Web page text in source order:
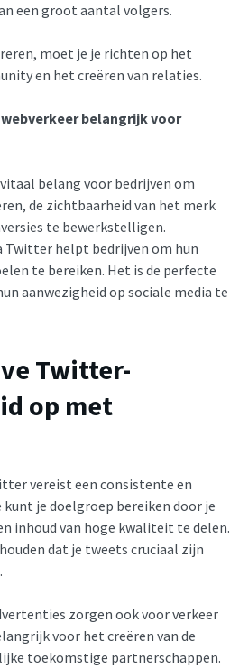
een groot aantal volgers.
moet je je richten op het
en het creëren van relaties.
belangrijk voor
belang voor bedrijven om
de zichtbaarheid van het merk
te bewerkstelligen.
Twitter helpt bedrijven om hun
te bereiken. Het is de perfecte
aanwezigheid op sociale media te
Twitter-
op met
vereist een consistente en
je doelgroep bereiken door je
inhoud van hoge kwaliteit te delen.
dat je tweets cruciaal zijn
zorgen ook voor verkeer
voor het creëren van de
toekomstige partnerschappen.